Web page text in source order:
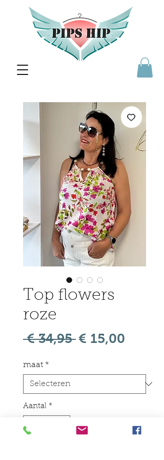
Top flowers
roze
€ 34,95 Normale
€ 15,00
maat *
Aantal *